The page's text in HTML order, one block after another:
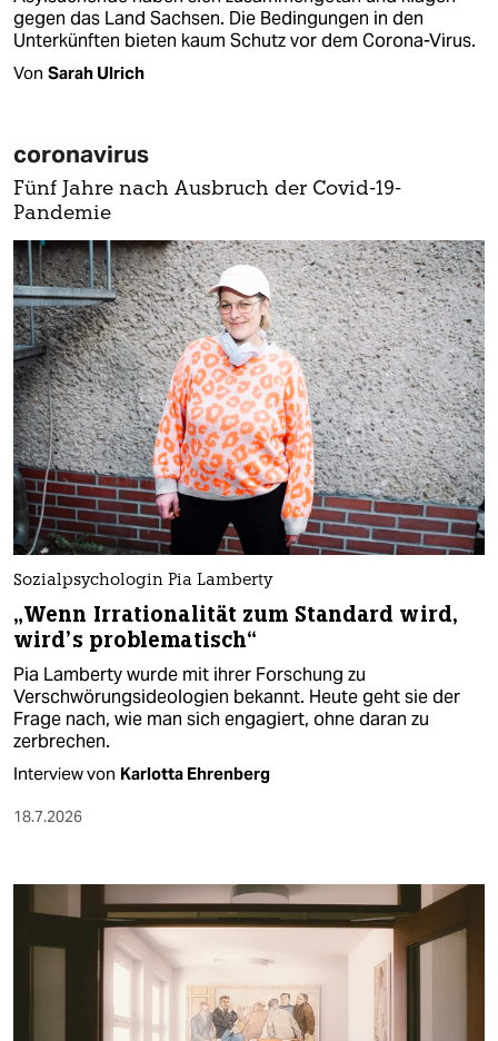
gegen das Land Sachsen. Die Bedingungen in den
Unterkünften bieten kaum Schutz vor dem Corona-Virus.
Von Sarah Ulrich
coronavirus
Fünf Jahre nach Ausbruch der Covid-19-
Pandemie
Sozialpsychologin Pia Lamberty
„Wenn Irrationalität zum Standard wird,
wird’s problematisch“
Pia Lamberty wurde mit ihrer Forschung zu
Verschwörungsideologien bekannt. Heute geht sie der
Frage nach, wie man sich engagiert, ohne daran zu
zerbrechen.
Interview von Karlotta Ehrenberg
18.7.2026